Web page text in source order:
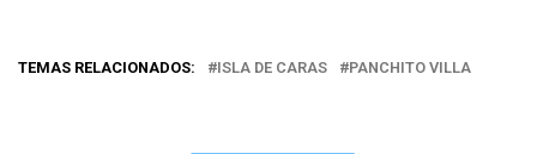
TEMAS RELACIONADOS: ISLA DE CARAS PANCHITO VILLA